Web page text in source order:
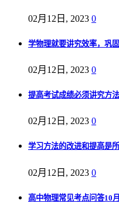
02月12日, 2023 0
学物理就要讲究效率，巩
02月12日, 2023 0
提高考试成绩必须讲究方
02月12日, 2023 0
学习方法的改进和提高是
02月12日, 2023 0
高中物理常见考点问答10